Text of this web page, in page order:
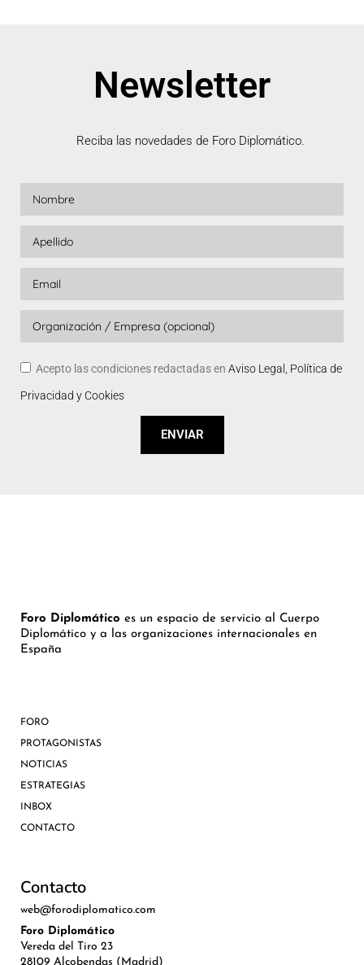
Newsletter
Reciba las novedades de Foro Diplomático.
Acepto las condiciones redactadas en Aviso Legal, Política de
Privacidad y Cookies
ENVIAR
Foro Diplomático es un espacio de servicio al Cuerpo
Diplomático y a las organizaciones internacionales en
España
FORO
PROTAGONISTAS
NOTICIAS
ESTRATEGIAS
INBOX
CONTACTO
Contacto
web@forodiplomatico.com
Foro Diplomático
Vereda del Tiro 23
28109 Alcobendas (Madrid)